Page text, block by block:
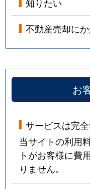
知りたい
不動産売却に
お
サービスは完
当サイトの利用
トがお客様に費
りません。